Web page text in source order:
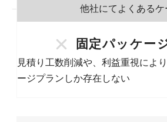
固定パッケー
見積り工数削減や、利益重視によ
ージプランしか存在しない